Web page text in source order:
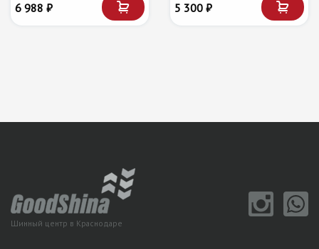
6 988 ₽ 5 300 ₽
Шинный центр в Краснодаре